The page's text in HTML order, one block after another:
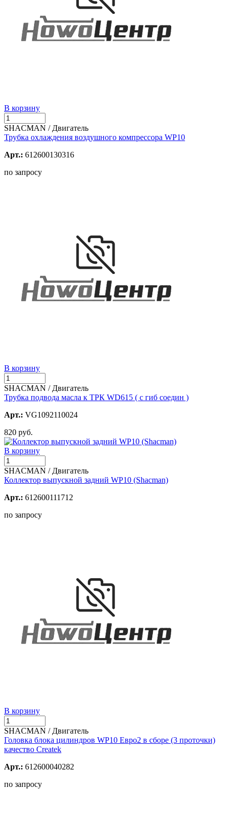
В корзину
SHACMAN / Двигатель
Трубка охлаждения воздушного компрессора WP10
Арт.: 612600130316
по запросу
В корзину
SHACMAN / Двигатель
Трубка подвода масла к ТРК WD615 ( с гиб соедин )
Арт.: VG1092110024
820 руб.
В корзину
SHACMAN / Двигатель
Коллектор выпускной задний WP10 (Shacman)
Арт.: 612600111712
по запросу
В корзину
SHACMAN / Двигатель
Головка блока цилиндров WP10 Евро2 в сборе (3 проточки)
качество Createk
Арт.: 612600040282
по запросу